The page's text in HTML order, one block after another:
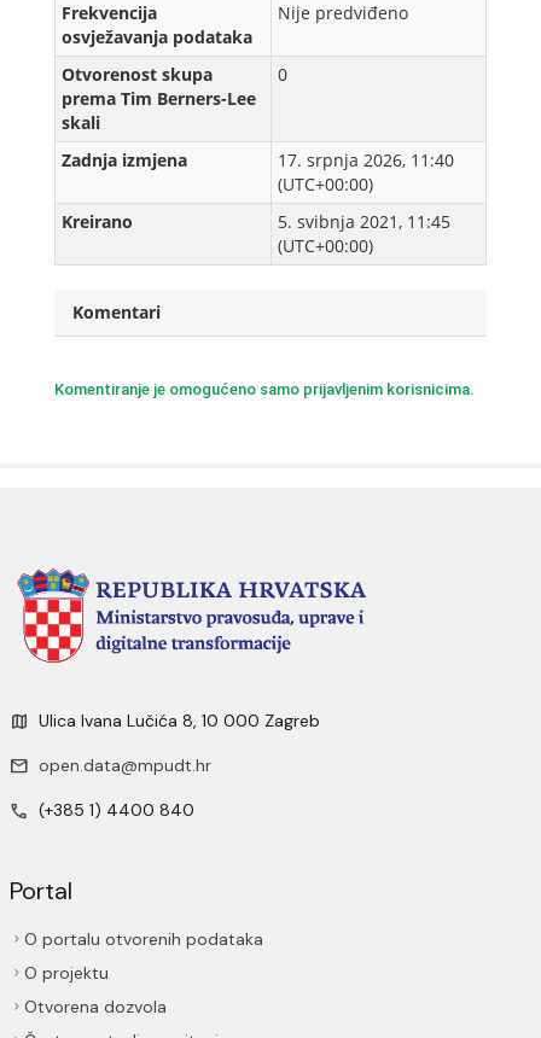
Frekvencija
osvježavanja podataka
Nije predviđeno
Otvorenost skupa
prema Tim Berners-Lee
skali
0
Zadnja izmjena
17. srpnja 2026, 11:40
(UTC+00:00)
Kreirаno
5. svibnja 2021, 11:45
(UTC+00:00)
Komentari